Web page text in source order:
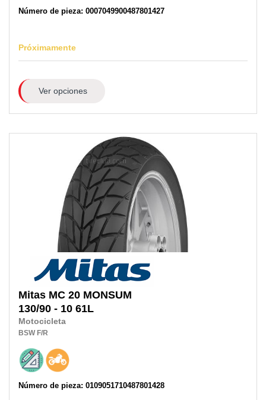
Número de pieza: 0007049900487801427
Próximamente
Ver opciones
Mitas MC 20 MONSUM
130/90 - 10 61L
Motocicleta
BSW F/R
Número de pieza: 0109051710487801428